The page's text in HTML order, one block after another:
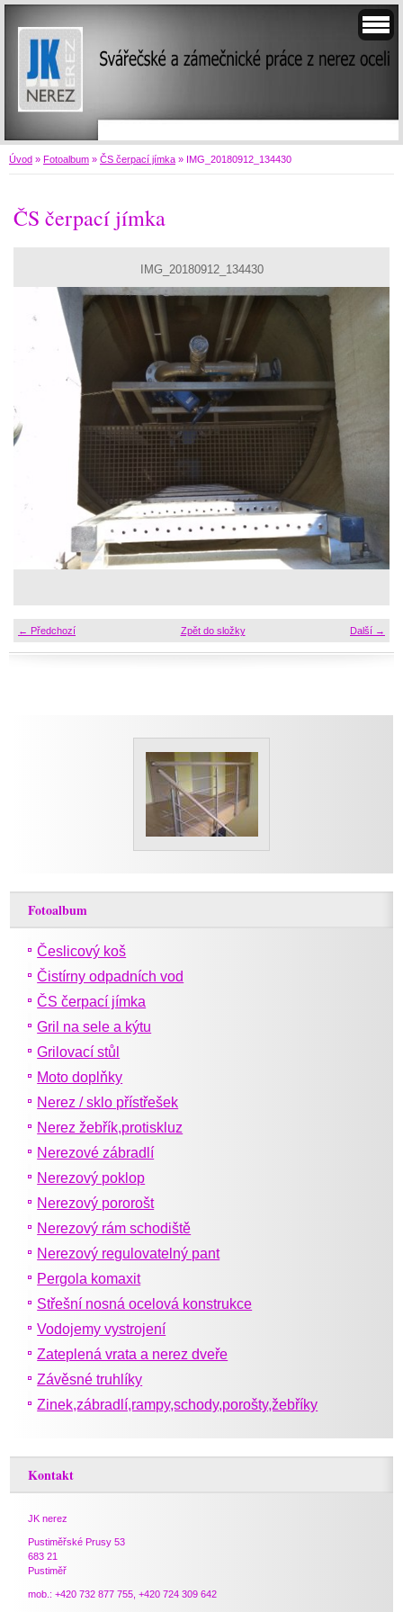
Úvod » Fotoalbum » ČS čerpací jímka » IMG_20180912_134430
ČS čerpací jímka
IMG_20180912_134430
← Předchozí Další →
Zpět do složky
Fotoalbum
Česlicový koš
Čistírny odpadních vod
ČS čerpací jímka
Gril na sele a kýtu
Grilovací stůl
Moto doplňky
Nerez / sklo přístřešek
Nerez žebřík,protiskluz
Nerezové zábradlí
Nerezový poklop
Nerezový pororošt
Nerezový rám schodiště
Nerezový regulovatelný pant
Pergola komaxit
Střešní nosná ocelová konstrukce
Vodojemy vystrojení
Zateplená vrata a nerez dveře
Závěsné truhlíky
Zinek,zábradlí,rampy,schody,porošty,žebříky
Kontakt
JK nerez
Pustiměřské Prusy 53
683 21
Pustiměř
mob.: +420 732 877 755, +420 724 309 642